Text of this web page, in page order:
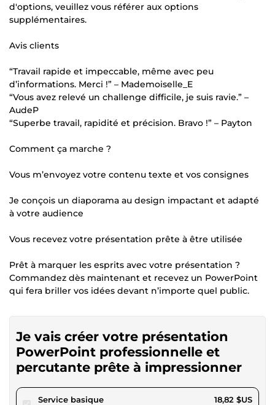
d'options, veuillez vous référer aux options
supplémentaires.
Avis clients
“Travail rapide et impeccable, même avec peu
d’informations. Merci !” – Mademoiselle_E
“Vous avez relevé un challenge difficile, je suis ravie.” –
AudeP
“Superbe travail, rapidité et précision. Bravo !” – Payton
Comment ça marche ?
Vous m’envoyez votre contenu texte et vos consignes
Je conçois un diaporama au design impactant et adapté
à votre audience
Vous recevez votre présentation prête à être utilisée
Prêt à marquer les esprits avec votre présentation ?
Commandez dès maintenant et recevez un PowerPoint
qui fera briller vos idées devant n’importe quel public.
Je vais créer votre présentation
PowerPoint professionnelle et
percutante prête à impressionner
Service basiquepour 17,34 $US 18,82 $US